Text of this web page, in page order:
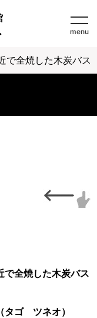
menu
で全焼した木炭バス
で全焼した木炭バス
ゴ ツネオ）